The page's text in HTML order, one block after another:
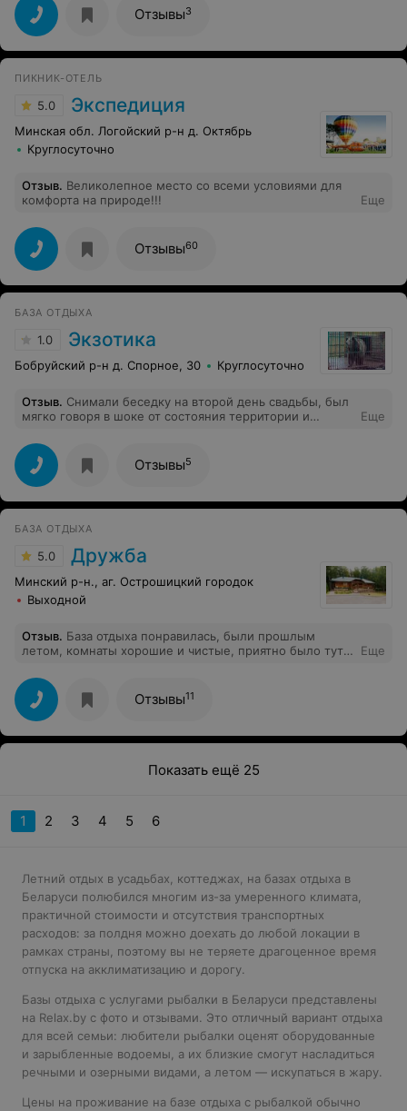
Отзывы3
ПИКНИК-ОТЕЛЬ
5.0 Экспедиция
Минская обл. Логойский р-н д. Октябрь
Круглосуточно
Отзыв. Великолепное место со всеми условиями для
комфорта на природе!!!
Еще
Отзывы60
БАЗА ОТДЫХА
1.0 Экзотика
Бобруйский р-н д. Спорное, 30 Круглосуточно
Отзыв. Снимали беседку на второй день свадьбы, был
мягко говоря в шоке от состояния территории и
Беседке никто не убирал, везде песок, в мангале
недогоревшие дрова, мусор, вокруг беседки тоже
самое, пришлось самим наводить порядок перед
отдыхом, мангал никто не заложил для розжига как
это делается везде. В общем однозначно не
Еще
Отзывы5
БАЗА ОТДЫХА
5.0 Дружба
Минский р-н., аг. Острошицкий городок
Выходной
Отзыв. База отдыха понравилась, были прошлым
летом, комнаты хорошие и чистые, приятно было тут
тоже!
Еще
Отзывы11
Показать ещё 25
1 2 3 4 5 6
Летний отдых в усадьбах, коттеджах, на базах отдыха в
Беларуси полюбился многим из-за умеренного климата,
практичной стоимости и отсутствия транспортных
расходов: за полдня можно доехать до любой локации в
рамках страны, поэтому вы не теряете драгоценное время
отпуска на акклиматизацию и дорогу.
Базы отдыха с услугами рыбалки в Беларуси представлены
на Relax.by с фото и отзывами. Это отличный вариант отдыха
для всей семьи: любители рыбалки оценят оборудованные
и зарыбленные водоемы, а их близкие смогут насладиться
речными и озерными видами, а летом — искупаться в жару.
Цены на проживание на базе отдыха с рыбалкой обычно